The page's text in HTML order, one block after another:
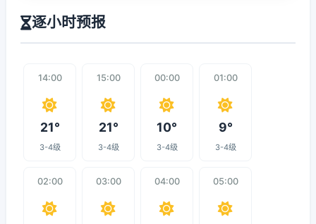
逐小时预报
14:00
21°
3-4级
15:00
21°
3-4级
00:00
10°
3-4级
01:00
9°
3-4级
02:00 03:00 04:00 05:00